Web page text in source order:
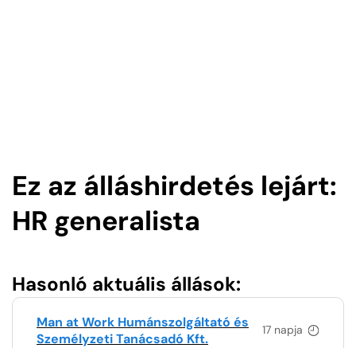
Ez az álláshirdetés lejárt:
HR generalista
Hasonló aktuális állások:
17 napja
Man at Work Humánszolgáltató és
Személyzeti Tanácsadó Kft.